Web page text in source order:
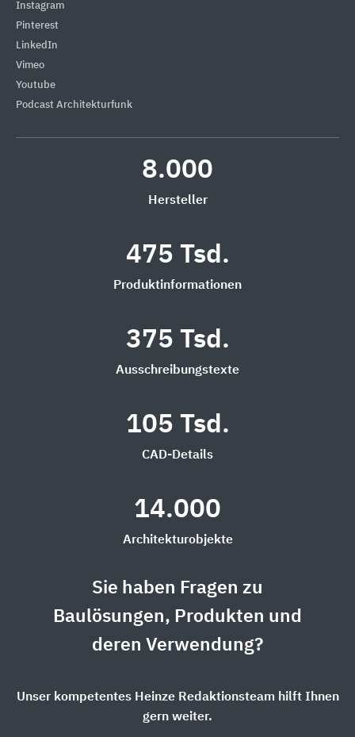
Instagram
Pinterest
LinkedIn
Vimeo
Youtube
Podcast Architekturfunk
8.000
Hersteller
475 Tsd.
Produktinformationen
375 Tsd.
Ausschreibungstexte
105 Tsd.
CAD-Details
14.000
Architekturobjekte
Sie haben Fragen zu
Baulösungen, Produkten und
deren Verwendung?
Unser kompetentes Heinze Redaktionsteam hilft Ihnen
gern weiter.